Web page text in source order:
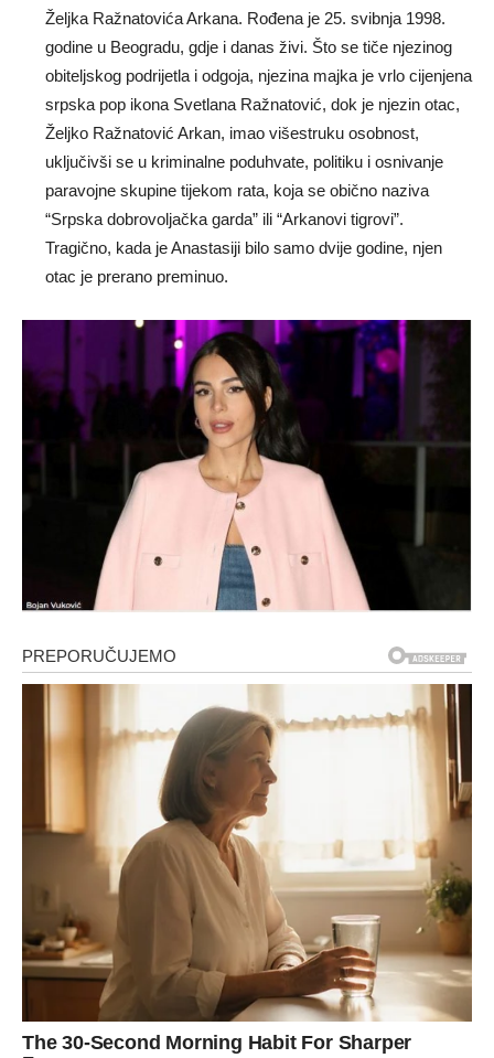
Željka Ražnatovića Arkana. Rođena je 25. svibnja 1998.
godine u Beogradu, gdje i danas živi. Što se tiče njezinog
obiteljskog podrijetla i odgoja, njezina majka je vrlo cijenjena
srpska pop ikona Svetlana Ražnatović, dok je njezin otac,
Željko Ražnatović Arkan, imao višestruku osobnost,
uključivši se u kriminalne poduhvate, politiku i osnivanje
paravojne skupine tijekom rata, koja se obično naziva
“Srpska dobrovoljačka garda” ili “Arkanovi tigrovi”.
Tragično, kada je Anastasiji bilo samo dvije godine, njen
otac je prerano preminuo.